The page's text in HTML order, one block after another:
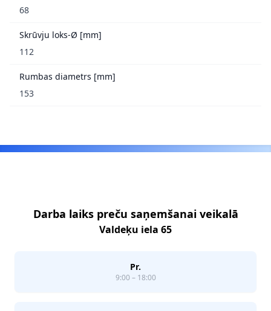
68
Skrūvju loks-Ø [mm]
112
Rumbas diametrs [mm]
153
Darba laiks preču saņemšanai veikalā
Valdeķu iela 65
Pr.
9:00 – 18:00